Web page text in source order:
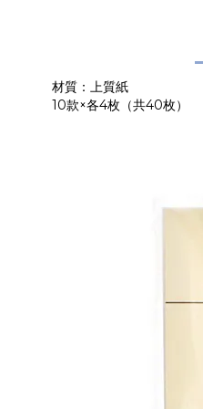
材質：上質紙
10款×各4枚（共40枚）